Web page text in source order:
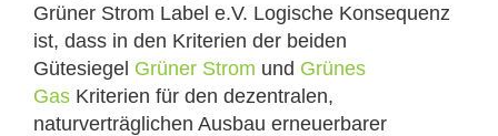
Grüner Strom Label e.V. Logische Konsequenz
ist, dass in den Kriterien der beiden
Gütesiegel Grüner Strom und Grünes
Gas Kriterien für den dezentralen,
naturverträglichen Ausbau erneuerbarer